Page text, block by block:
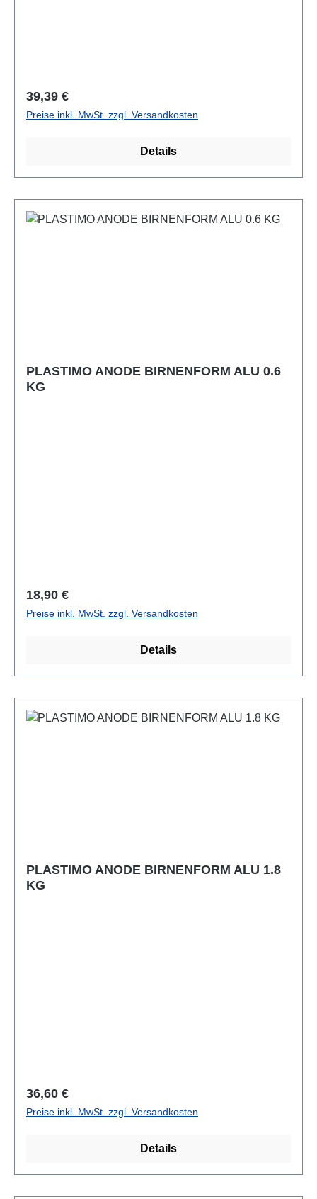
Regulärer Preis:
39,39 €
Preise inkl. MwSt. zzgl. Versandkosten
Details
PLASTIMO ANODE BIRNENFORM ALU 0.6
KG
Regulärer Preis:
18,90 €
Preise inkl. MwSt. zzgl. Versandkosten
Details
PLASTIMO ANODE BIRNENFORM ALU 1.8
KG
Regulärer Preis:
36,60 €
Preise inkl. MwSt. zzgl. Versandkosten
Details